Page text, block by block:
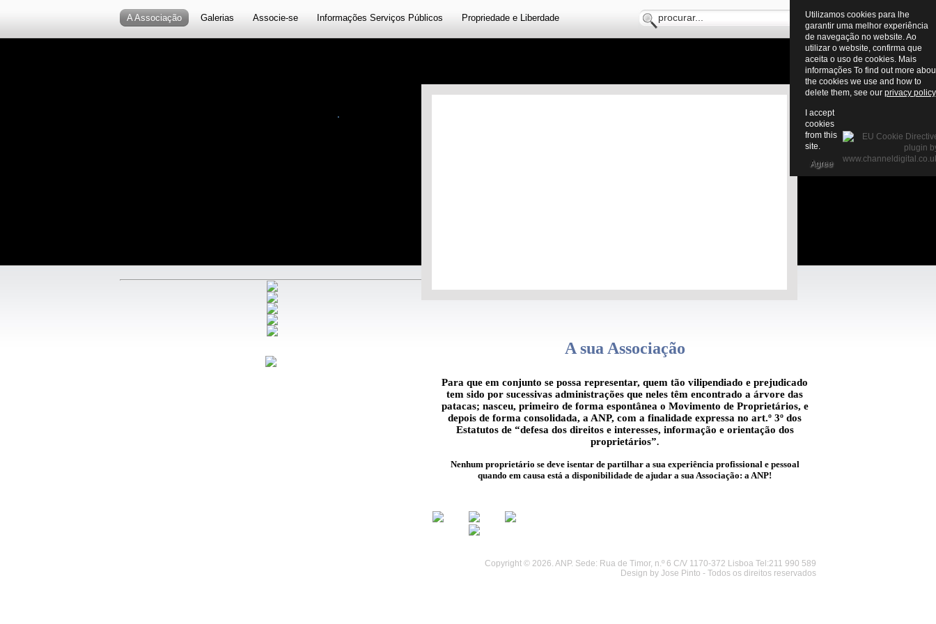
A Associação Galerias Associe-se Informações Serviços Públicos Propriedade e Liberdade
.
A sua Associação
Para que em conjunto se possa representar, quem tão vilipendiado e prejudicado
tem sido por sucessivas administrações que neles têm encontrado a árvore das
patacas; nasceu, primeiro de forma espontânea o Movimento de Proprietários, e
depois de forma consolidada, a ANP, com a finalidade expressa no art.º 3º dos
Estatutos de “defesa dos direitos e interesses, informação e orientação dos
proprietários”.
Nenhum proprietário se deve isentar de partilhar a sua experiência profissional e pessoal
quando em causa está a disponibilidade de ajudar a sua Associação: a ANP!
Copyright © 2026. ANP. Sede: Rua de Timor, n.º 6 C/V 1170-372 Lisboa Tel:211 990 589
Design by Jose Pinto - Todos os direitos reservados
Utilizamos cookies para lhe
garantir uma melhor experiência
de navegação no website. Ao
utilizar o website, confirma que
aceita o uso de cookies. Mais
informações To find out more
the cookies we use and how to
delete them, see our privacy policy
I accept
cookies
from this
site.
Agree